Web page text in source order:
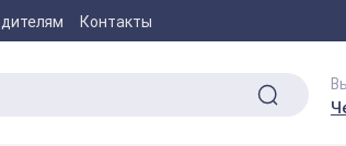
Контакты